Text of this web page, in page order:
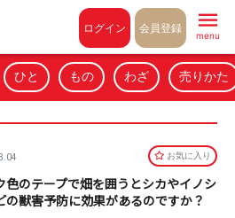
ログイン 会員登録
menu
ひと もの わざ 売りかた
お気に⼊り
色のテープで畑を囲うとシカやイノシ
の獣害予防に効果があるのですか？